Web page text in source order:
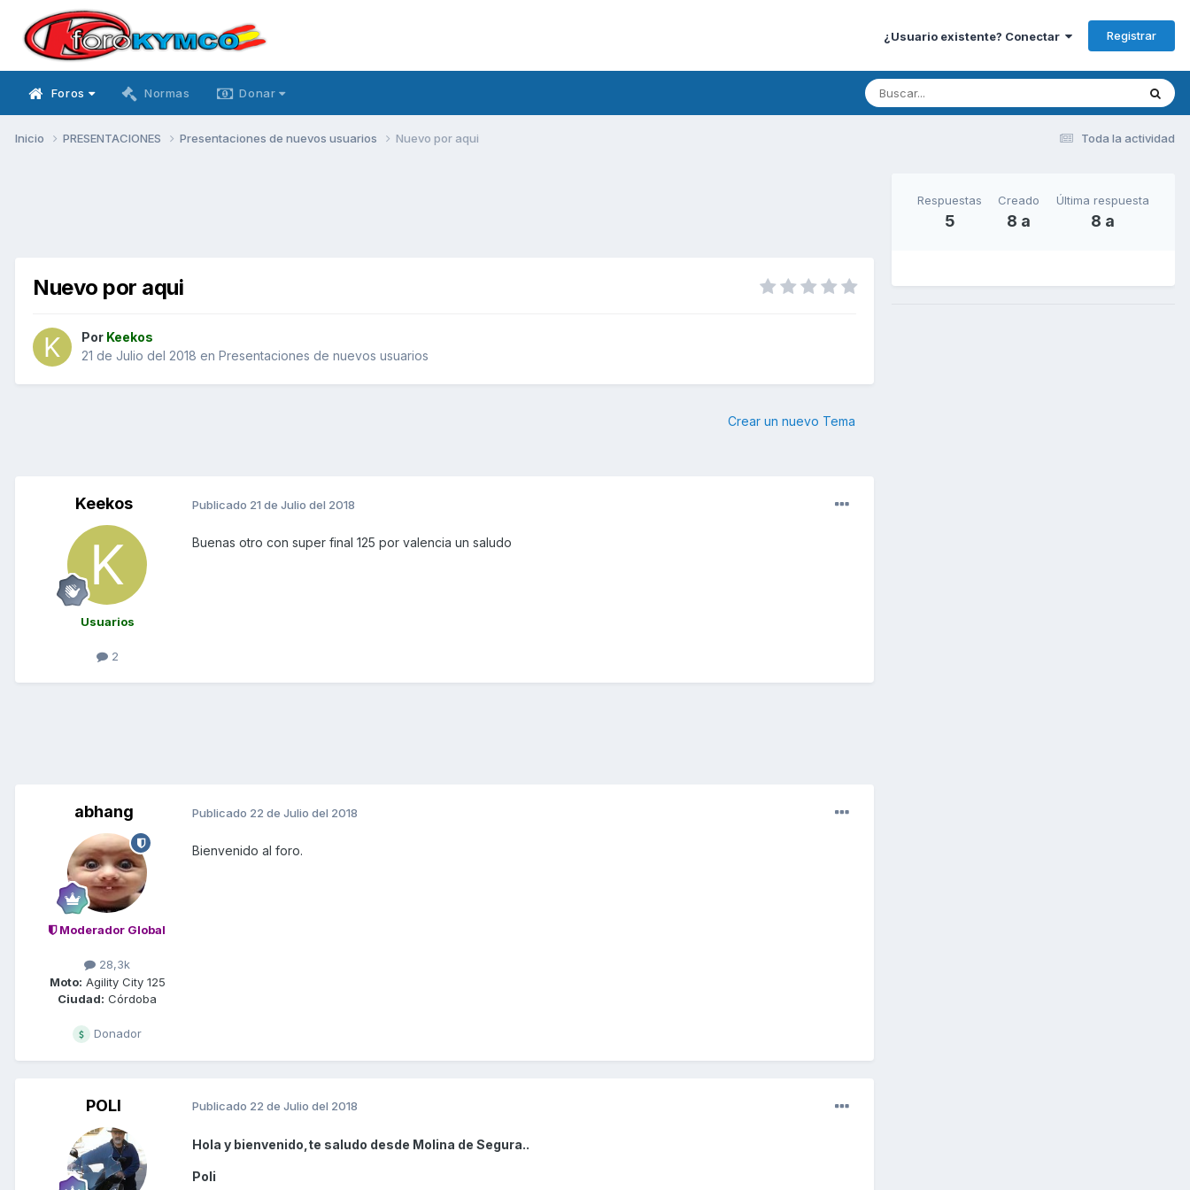
¿Usuario existente? Conectar Registrar
Foros Normas Donar
Toda la actividad
Inicio PRESENTACIONES Presentaciones de nuevos usuarios Nuevo por aqui
Nuevo por aqui
Por Keekos
21 de Julio del 2018 en Presentaciones de nuevos usuarios
Crear un nuevo Tema
Keekos
Usuarios
2
Publicado 21 de Julio del 2018
Buenas otro con super final 125 por valencia un saludo
abhang
Moderador Global
28,3k
Moto: Agility City 125
Ciudad: Córdoba
Donador
Publicado 22 de Julio del 2018
Bienvenido al foro.
POLI Publicado 22 de Julio del 2018
Hola y bienvenido,te saludo desde Molina de Segura..
Poli
Respuestas
5
Creado
8 a
Última respuesta
8 a